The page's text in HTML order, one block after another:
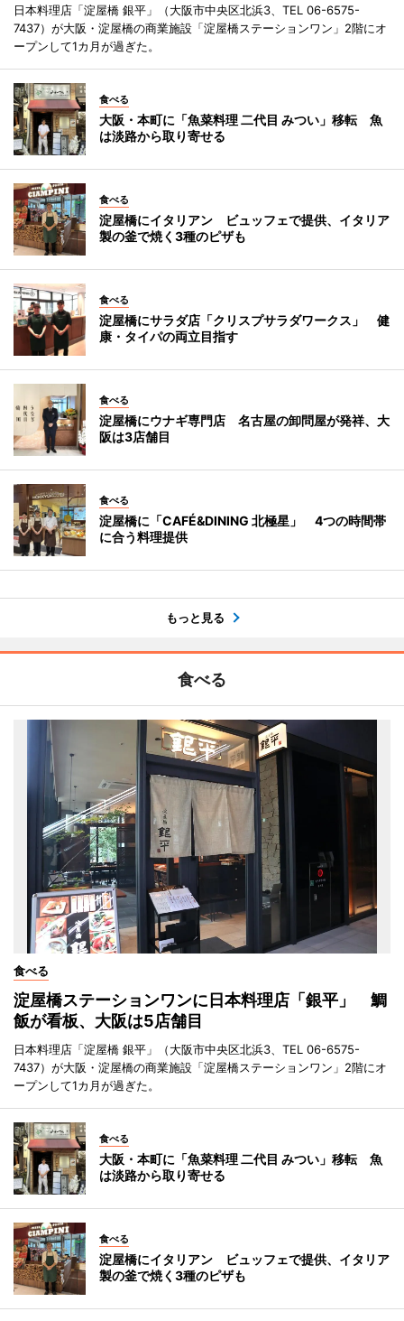
日本料理店「淀屋橋 銀平」（大阪市中央区北浜3、TEL 06-6575-
7437）が大阪・淀屋橋の商業施設「淀屋橋ステーションワン」2階にオ
ープンして1カ月が過ぎた。
食べる
大阪・本町に「魚菜料理 二代目 みつい」移転 魚
は淡路から取り寄せる
食べる
淀屋橋にイタリアン ビュッフェで提供、イタリア
製の釜で焼く3種のピザも
食べる
淀屋橋にサラダ店「クリスプサラダワークス」 健
康・タイパの両立目指す
食べる
淀屋橋にウナギ専門店 名古屋の卸問屋が発祥、大
阪は3店舗目
食べる
淀屋橋に「CAFÉ&DINING 北極星」 4つの時間帯
に合う料理提供
もっと見る
食べる
食べる
淀屋橋ステーションワンに日本料理店「銀平」 鯛
飯が看板、大阪は5店舗目
日本料理店「淀屋橋 銀平」（大阪市中央区北浜3、TEL 06-6575-
7437）が大阪・淀屋橋の商業施設「淀屋橋ステーションワン」2階にオ
ープンして1カ月が過ぎた。
食べる
大阪・本町に「魚菜料理 二代目 みつい」移転 魚
は淡路から取り寄せる
食べる
淀屋橋にイタリアン ビュッフェで提供、イタリア
製の釜で焼く3種のピザも